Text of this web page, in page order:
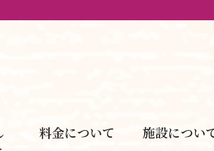
料金について 施設につい